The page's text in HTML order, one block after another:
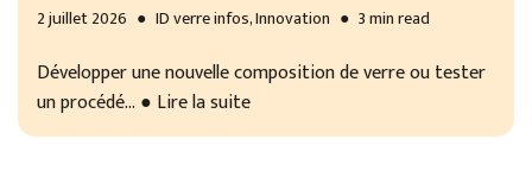
2 juillet 2026 ID verre infos,Innovation 3 min read
Développer une nouvelle composition de verre ou tester
un procédé… ● Lire la suite